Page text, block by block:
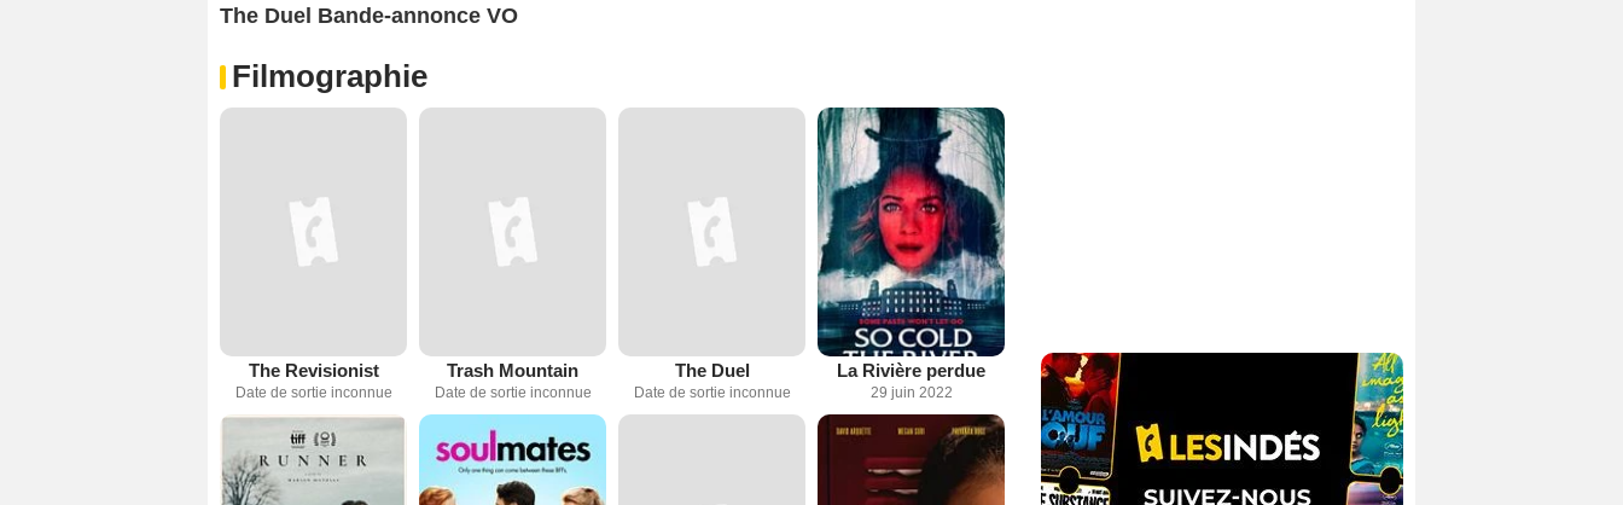
The Duel Bande-annonce VO
Filmographie
The Revisionist
Date de sortie inconnue
Trash Mountain
Date de sortie inconnue
The Duel
Date de sortie inconnue
La Rivière perdue
29 juin 2022